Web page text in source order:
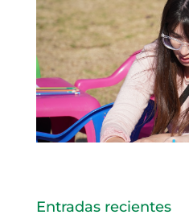
Entradas recientes